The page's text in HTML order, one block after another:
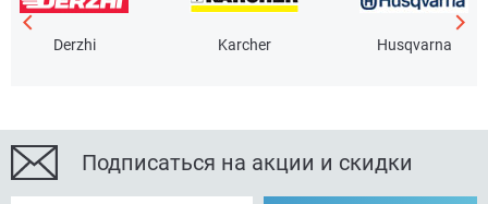
Derzhi Karcher Husqvarna
Подписаться на акции и скидки